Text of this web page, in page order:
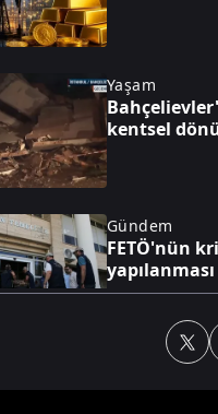
Yaşam
kentsel
Gündem
FETÖ'nün
Temmuz'a
Alman